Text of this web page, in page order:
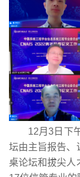
12月3日下
坛由主旨报告、
桌论坛和拔尖人